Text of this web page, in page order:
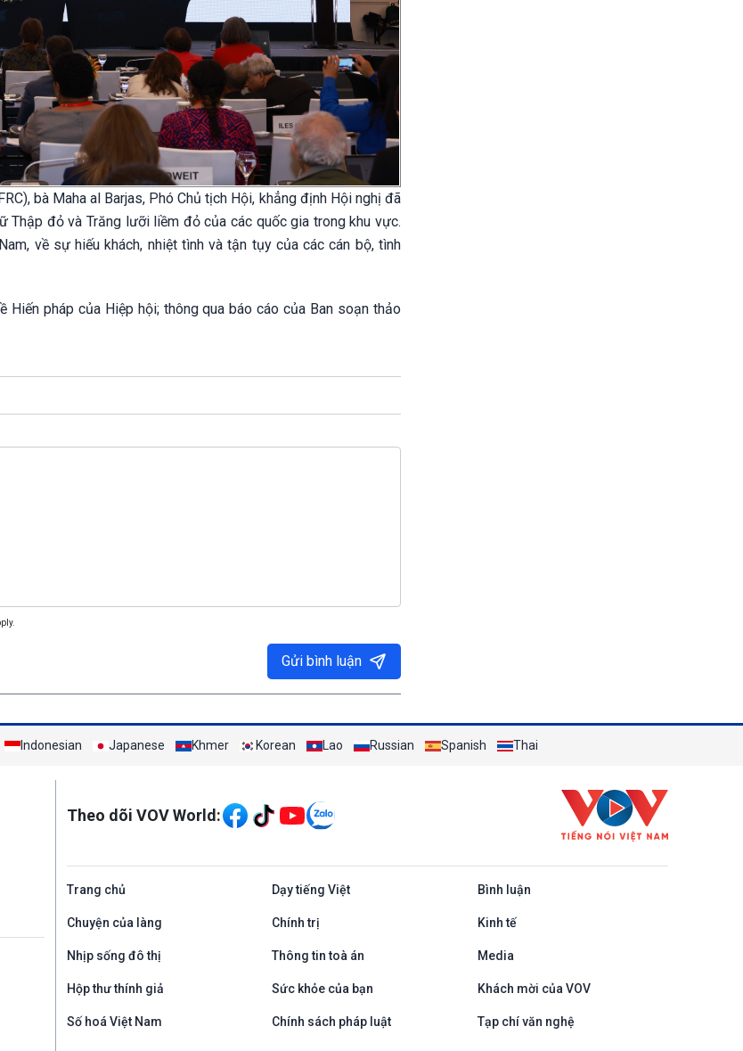
bà Maha al Barjas, Phó Chủ tịch Hội, khẳng định Hội nghị đã
Thập đỏ và Trăng lưỡi liềm đỏ của các quốc gia trong khu vực.
về sự hiếu khách, nhiệt tình và tận tụy của các cán bộ, tình
pháp của Hiệp hội; thông qua báo cáo của Ban soạn thảo
Gửi bình luận
Indonesian Japanese Khmer Korean Lao Russian Spanish Thai
Theo dõi VOV World:
Trang chủ Dạy tiếng Việt Bình luận
Chuyện của làng Chính trị Kinh tế
Nhịp sống đô thị Thông tin toà án Media
Hộp thư thính giả Sức khỏe của bạn Khách mời của VOV
Số hoá Việt Nam Chính sách pháp luật Tạp chí văn nghệ